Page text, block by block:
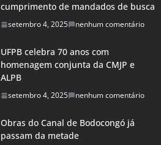
cumprimento de mandados de busca
setembro 4, 2025 nenhum comentário
UFPB celebra 70 anos com
homenagem conjunta da CMJP e
ALPB
setembro 4, 2025 nenhum comentário
Obras do Canal de Bodocongó já
passam da metade